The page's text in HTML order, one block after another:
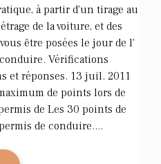
à partir d'un tirage au
de la voiture, et des
être posées le jour de l'
Vérifications
et réponses. 13 juil. 2011
de points lors de
de Les 30 points de
de conduire....